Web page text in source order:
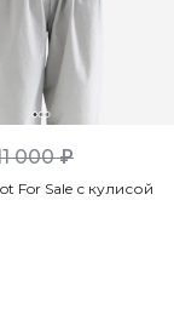
000 ₽
For Sale с кулисой